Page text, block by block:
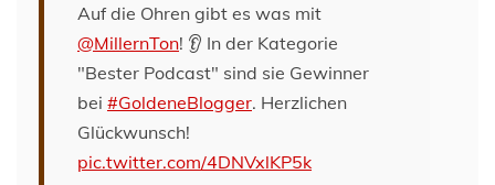
Auf die Ohren gibt es was mit
@MillernTon! 👂 In der Kategorie
"Bester Podcast" sind sie Gewinner
bei #GoldeneBlogger. Herzlichen
Glückwunsch!
pic.twitter.com/4DNVxlKP5k